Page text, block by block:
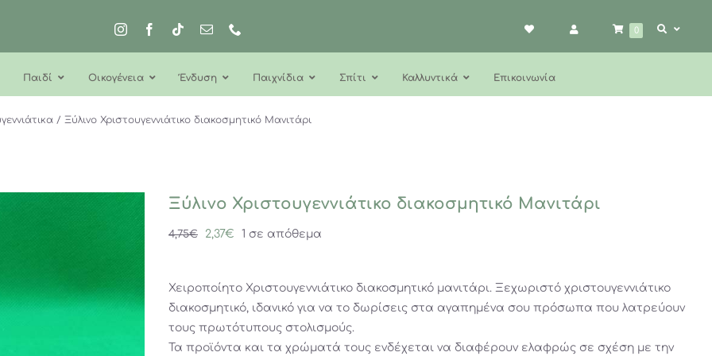
0
Παιδί Οικογένεια Ένδυση Παιχνίδια Σπίτι Καλλυντικά Επικοινωνία
Ξύλινο Χριστουγεννιάτικο διακοσμητικό Μανιτάρι
Ξύλινο Χριστουγεννιάτικο διακοσμητικό Μανιτάρι
4,75€
Original
4,75€.
2,37€ Η
είναι:
2,37€.
1 σε απόθεμα
Χειροποίητο Χριστουγεννιάτικο διακοσμητικό μανιτάρι. Ξεχωριστό χριστουγεννιάτικο
διακοσμητικό, ιδανικό για να το δωρίσεις στα αγαπημένα σου πρόσωπα που λατρεύουν
τους πρωτότυπους στολισμούς.
Τα προϊόντα και τα χρώματά τους ενδέχεται να διαφέρουν ελαφρώς σε σχέση με την